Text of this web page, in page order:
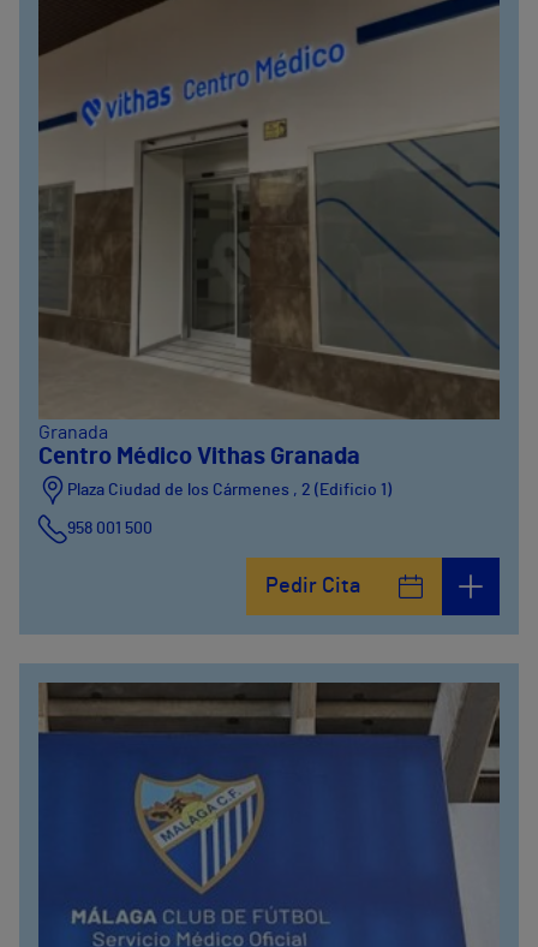
Granada
Centro Médico Vithas Granada
Plaza Ciudad de los Cármenes , 2 (Edificio 1)
958 001 500
Pedir Cita